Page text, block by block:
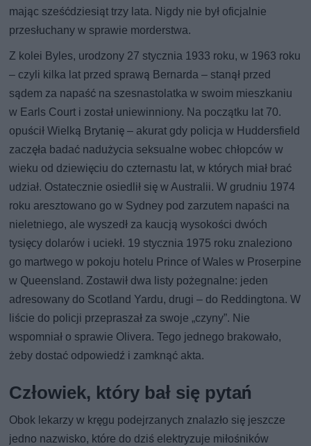
mając sześćdziesiąt trzy lata. Nigdy nie był oficjalnie
przesłuchany w sprawie morderstwa.
Z kolei Byles, urodzony 27 stycznia 1933 roku, w 1963 roku
– czyli kilka lat przed sprawą Bernarda – stanął przed
sądem za napaść na szesnastolatka w swoim mieszkaniu
w Earls Court i został uniewinniony. Na początku lat 70.
opuścił Wielką Brytanię – akurat gdy policja w Huddersfield
zaczęła badać nadużycia seksualne wobec chłopców w
wieku od dziewięciu do czternastu lat, w których miał brać
udział. Ostatecznie osiedlił się w Australii. W grudniu 1974
roku aresztowano go w Sydney pod zarzutem napaści na
nieletniego, ale wyszedł za kaucją wysokości dwóch
tysięcy dolarów i uciekł. 19 stycznia 1975 roku znaleziono
go martwego w pokoju hotelu Prince of Wales w Proserpine
w Queensland. Zostawił dwa listy pożegnalne: jeden
adresowany do Scotland Yardu, drugi – do Reddingtona. W
liście do policji przepraszał za swoje „czyny”. Nie
wspomniał o sprawie Olivera. Tego jednego brakowało,
żeby dostać odpowiedź i zamknąć akta.
Człowiek, który bał się pytań
Obok lekarzy w kręgu podejrzanych znalazło się jeszcze
jedno nazwisko, które do dziś elektryzuje miłośników